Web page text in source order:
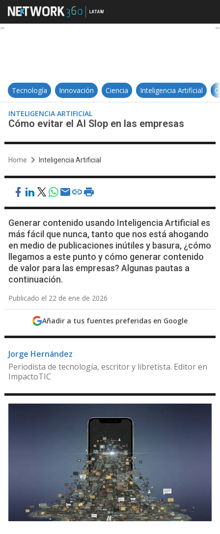
Cómo evitar el AI Slop en las
Tecnología Innovación Ciencia Inteligencia Artificial
INTELIGENCIA ARTIFICIAL
Cómo evitar el AI Slop en las empresas
Home Inteligencia Artificial
Generar contenido usando Inteligencia Artificial es
más fácil que nunca, tanto que nos está ahogando
en medio de publicaciones inútiles y basura, ¿cómo
llegamos a este punto y cómo generar contenido
de valor para las empresas? Algunas pautas a
continuación.
Publicado el 22 de ene de 2026
Añadir a tus fuentes preferidas en Google
Jorge Hernández
Periodista de tecnología, escritor y libretista. Editor en
ImpactoTIC